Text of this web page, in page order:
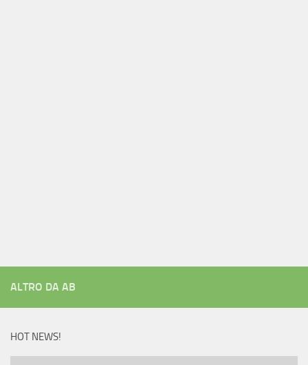
ALTRO DA AB
HOT NEWS!